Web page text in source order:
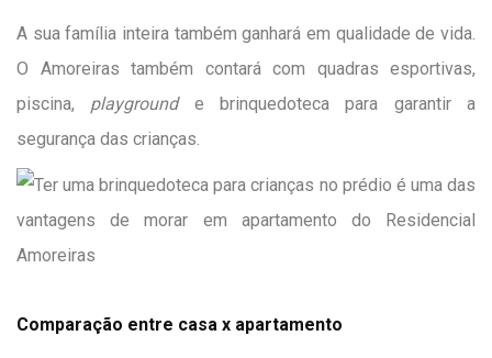
A sua família inteira também ganhará em qualidade de vida.
O Amoreiras também contará com quadras esportivas,
piscina, playgrounde brinquedoteca para garantir a
segurança das crianças.
Comparação entre casa x apartamento